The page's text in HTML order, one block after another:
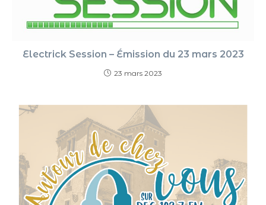
Electrick Session – Émission du 23 mars 2023
23 mars 2023